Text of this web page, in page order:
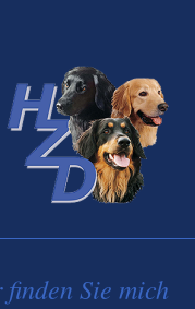
Sie mich